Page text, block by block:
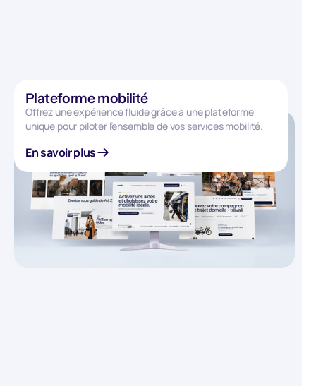
Plateforme mobilité
Offrez une expérience fluide grâce à une plateforme
unique pour piloter l’ensemble de vos services mobilité.
En savoir plus